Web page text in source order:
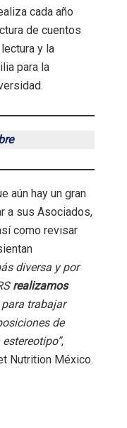
cada año
de cuentos
y la
para la
aún hay un gran
a sus Asociados,
como revisar
diversa y por
realizamos
trabajar
de
,
Nutrition México.